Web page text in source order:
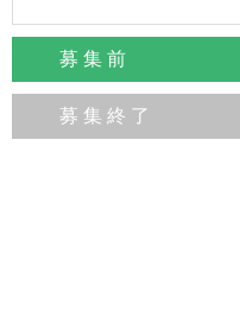
募 集 前
募 集 終 了